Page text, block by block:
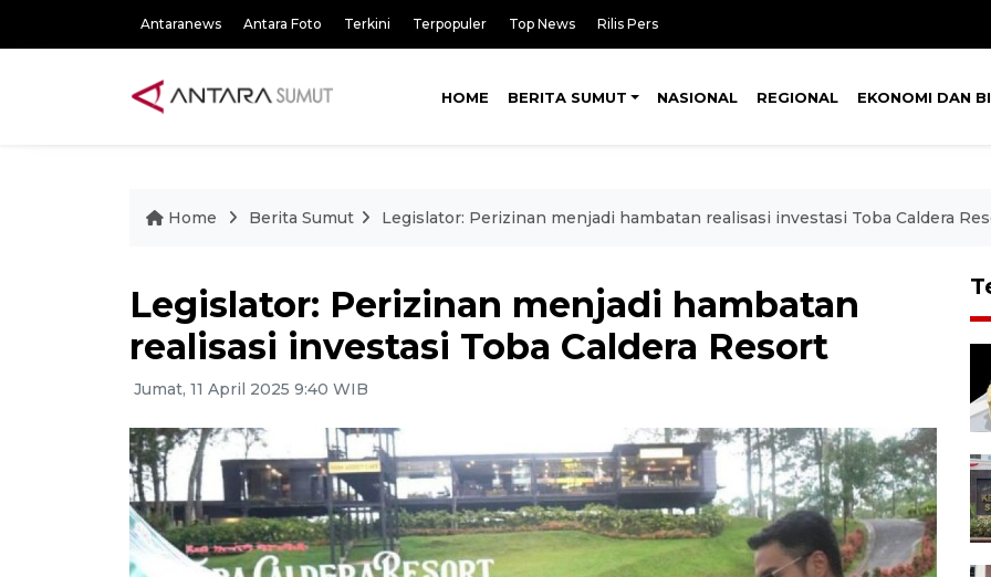
Antaranews Antara Foto Terkini Terpopuler Top News Rilis Pers
HOME BERITA SUMUT NASIONAL REGIONAL EKONOMI DAN
Home Berita Sumut Legislator: Perizinan menjadi hambatan realisasi investasi Toba Caldera
Legislator: Perizinan menjadi hambatan
realisasi investasi Toba Caldera Resort
Jumat, 11 April 2025 9:40 WIB